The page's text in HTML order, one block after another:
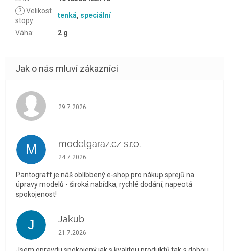
? Velikost
stopy:
tenká, speciální
Váha: 2 g
Hodnocení obchodu je 5 z 5 hvězdiček.
29.7.2026
M modelgaraz.cz s.r.o.
Hodnocení obchodu je 5 z 5 hvězdiček.
24.7.2026
Pantograff je náš oblíbbený e-shop pro nákup sprejů na
úpravy modelů - široká nabídka, rychlé dodání, napeotá
spokojenost!
J Jakub
Hodnocení obchodu je 5 z 5 hvězdiček.
21.7.2026